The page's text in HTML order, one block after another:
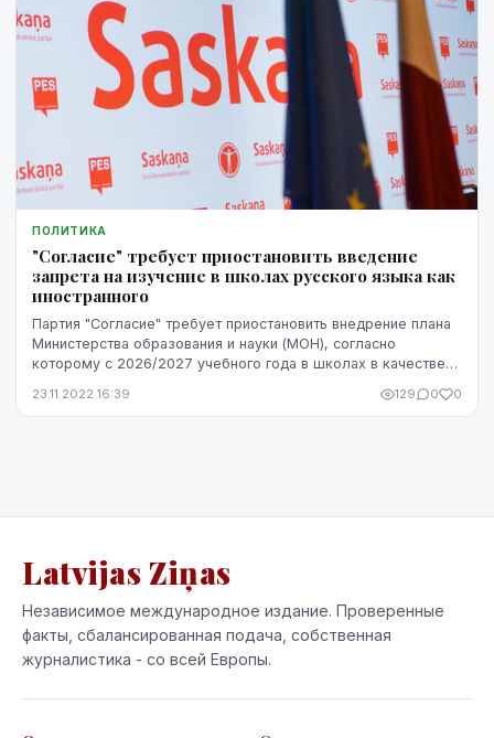
ПОЛИТИКА
"Согласие" требует приостановить введение
запрета на изучение в школах русского языка как
иностранного
Партия "Согласие" требует приостановить внедрение плана
Министерства образования и науки (МОН), согласно
которому с 2026/2027 учебного года в школах в качестве
23.11.2022 16:39 129 0 0
Latvijas Ziņas
Независимое международное издание. Проверенные
факты, сбалансированная подача, собственная
журналистика - со всей Европы.